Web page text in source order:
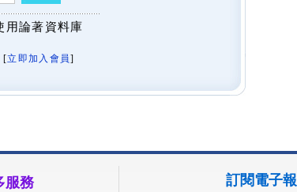
用論著資料庫
立即加入會員]
服務 訂閱電子報